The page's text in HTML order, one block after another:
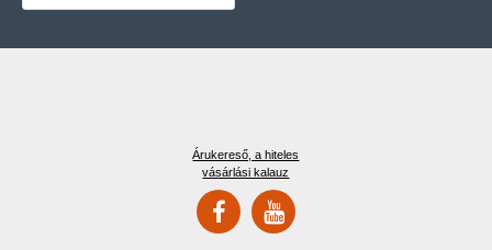
Árukereső, a hiteles
vásárlási kalauz